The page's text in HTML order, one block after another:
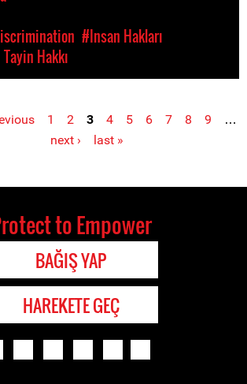
#Insan Hakları
Hakkı
1 2 3 4 5 6 7 8 9
…
next ›
last »
to Empower
BAĞIŞ YAP
HAREKETE GEÇ